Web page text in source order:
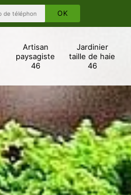
Artisan
paysagiste
46
Jardinier
taille de haie
46